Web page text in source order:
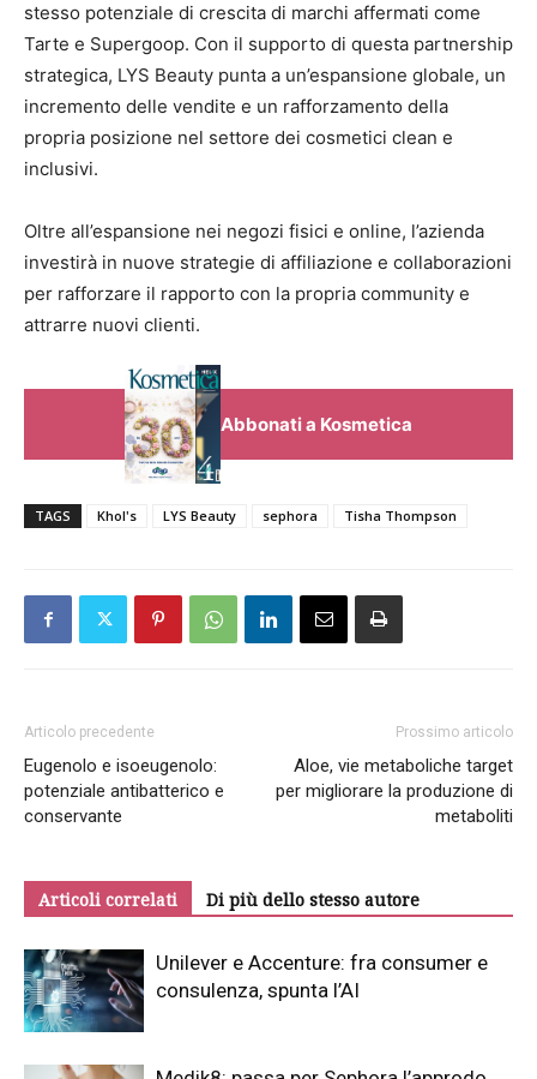
stesso potenziale di crescita di marchi affermati come
Tarte e Supergoop. Con il supporto di questa partnership
strategica, LYS Beauty punta a un’espansione globale, un
incremento delle vendite e un rafforzamento della
propria posizione nel settore dei cosmetici clean e
inclusivi.
Oltre all’espansione nei negozi fisici e online, l’azienda
investirà in nuove strategie di affiliazione e collaborazioni
per rafforzare il rapporto con la propria community e
attrarre nuovi clienti.
Abbonati a Kosmetica
TAGS Khol's LYS Beauty sephora Tisha Thompson
Articolo precedente
Eugenolo e isoeugenolo:
potenziale antibatterico e
conservante
Prossimo articolo
Aloe, vie metaboliche target
per migliorare la produzione di
metaboliti
Articoli correlati Di più dello stesso autore
Unilever e Accenture: fra consumer e
consulenza, spunta l’AI